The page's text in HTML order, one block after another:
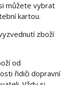
můžete vybrat
kartou.
zboží
od
řidiči dopravní